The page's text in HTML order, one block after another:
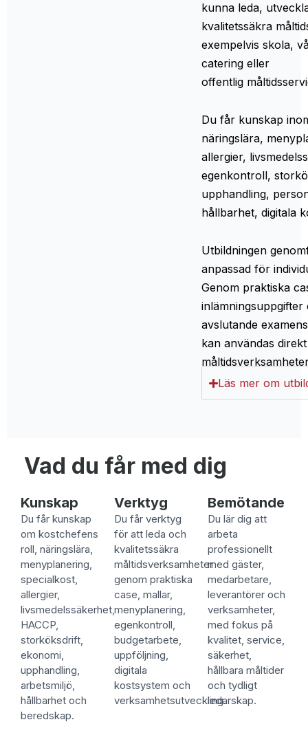
kunna leda,
kvalitetssäkra
exempelvis skola,
catering eller
offentlig
Du får kunskap
näringslära,
allergier,
egenkontroll,
upphandling,
hållbarhet, digitala
Utbildningen
anpassad för
Genom praktiska
inlämningsuppgifter
avslutande
kan användas
Läs mer om
Vad du får med dig
Kunskap
Du får kunskap
om kostchefens
roll, näringslära,
menyplanering,
specialkost,
allergier,
livsmedelssäkerhet,
HACCP,
storköksdrift,
ekonomi,
upphandling,
arbetsmiljö,
hållbarhet och
beredskap.
Verktyg
Du får verktyg
för att leda och
kvalitetssäkra
måltidsverksamheter
genom praktiska
case, mallar,
menyplanering,
egenkontroll,
budgetarbete,
uppföljning,
digitala
kostsystem och
verksamhetsutveckling.
Bemötande
Du lär dig att
arbeta
professionellt
med gäster,
medarbetare,
leverantörer och
verksamheter,
med fokus på
kvalitet, service,
säkerhet,
hållbara måltider
och tydligt
ledarskap.